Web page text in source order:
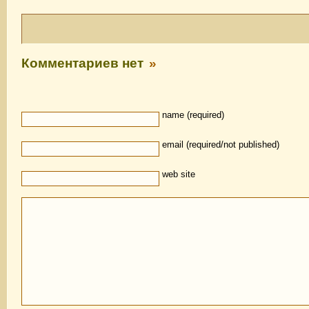
Комментариев нет »
name (required)
email (required/not published)
web site